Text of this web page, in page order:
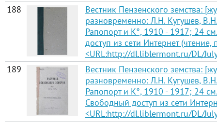
188
Вестник Пензенского земства:
разновременно: Л.Н. Кугушев,
Рапопорт и К°, 1910 - 1917; 24
доступ из сети Интернет
<URL:http://dl.liblermont.ru/DL/
189
Вестник Пензенского земства:
разновременно: Л.Н. Кугушев,
Рапопорт и К°, 1910 - 1917; 24
Свободный доступ из сети
<URL:http://dl.liblermont.ru/DL/